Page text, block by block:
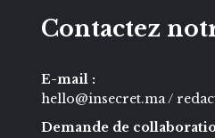
Contactez
E-mail :
hello@insecret.ma /
Demande de